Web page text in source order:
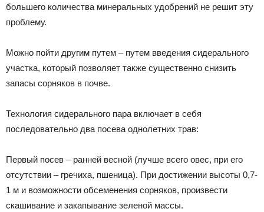
большего количества минеральных удобрений не решит эту
проблему.
Можно пойти другим путем – путем введения сидерального
участка, который позволяет также существенно снизить
запасы сорняков в почве.
Технология сидерального пара включает в себя
последовательно два посева однолетних трав:
Первый посев – ранней весной (лучше всего овес, при его
отсутствии – гречиха, пшеница). При достижении высоты 0,7-
1 м и возможности обсеменения сорняков, произвести
скашивание и закапывание зеленой массы.